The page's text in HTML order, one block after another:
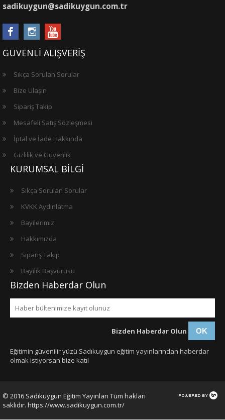
sadikuygun@sadikuygun.com.tr
GÜVENLİ ALIŞVERİŞ
Sıkça Sorulan Sorular
Bize Ulaşın
Sipariş Takip
Mesafeli Satış Sözleşmesi
İptal ve İade Hakkında
Gizlilik ve Güvenlik
KURUMSAL BİLGİ
Sıkça Sorulan Sorular
KVKK Aydınlatma
Bayilerimiz
Hakkımızda
Sipariş Takip
Bayilik Başvurusu
Bizden Haberdar Olun
Bizden Haberdar Olun OK
Eğitimin güvenilir yüzü Sadıkuygun eğitim yayınlarından haberdar
olmak istiyorsan bize katıl
© 2016 Sadıkuygun Eğitim Yayınları Tüm hakları
saklıdır. https://www.sadikuygun.com.tr/